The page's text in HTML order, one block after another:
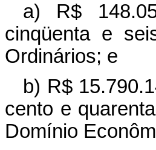
a) R$
cinqüenta e
Ordinários; e
b) R$
cento e
Domínio